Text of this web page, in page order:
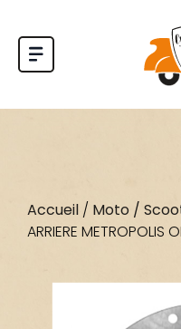
Accueil / Moto /
ARRIERE METROPOLIS